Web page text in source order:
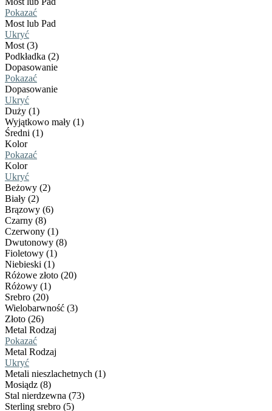
Pokazać
Most lub Pad
Ukryć
Most (3)
Podkładka (2)
Dopasowanie
Pokazać
Dopasowanie
Ukryć
Duży (1)
Wyjątkowo mały (1)
Średni (1)
Kolor
Pokazać
Kolor
Ukryć
Beżowy (2)
Biały (2)
Brązowy (6)
Czarny (8)
Czerwony (1)
Dwutonowy (8)
Fioletowy (1)
Niebieski (1)
Różowe złoto (20)
Różowy (1)
Srebro (20)
Wielobarwność (3)
Złoto (26)
Metal Rodzaj
Pokazać
Metal Rodzaj
Ukryć
Metali nieszlachetnych (1)
Mosiądz (8)
Stal nierdzewna (73)
Sterling srebro (5)